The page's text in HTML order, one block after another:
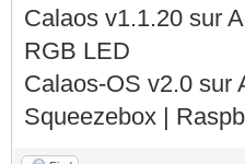
Calaos v1.1.20 sur
RGB LED
Calaos-OS v2.0 sur
Squeezebox |